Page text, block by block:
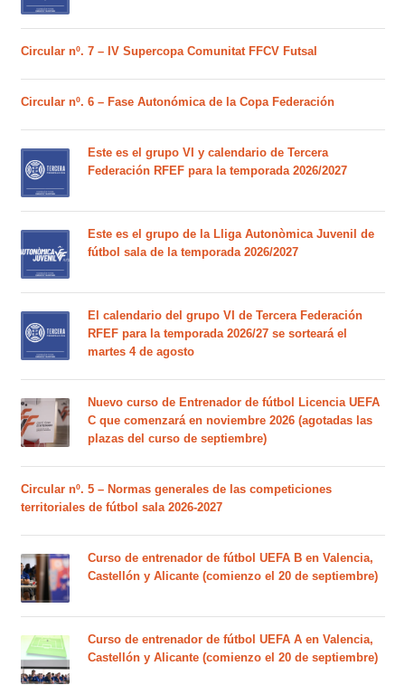
Circular nº. 7 – IV Supercopa Comunitat FFCV Futsal
Circular nº. 6 – Fase Autonómica de la Copa Federación
Este es el grupo VI y calendario de Tercera
Federación RFEF para la temporada 2026/2027
Este es el grupo de la Lliga Autonòmica Juvenil de
fútbol sala de la temporada 2026/2027
El calendario del grupo VI de Tercera Federación
RFEF para la temporada 2026/27 se sorteará el
martes 4 de agosto
Nuevo curso de Entrenador de fútbol Licencia UEFA
C que comenzará en noviembre 2026 (agotadas las
plazas del curso de septiembre)
Circular nº. 5 – Normas generales de las competiciones
territoriales de fútbol sala 2026-2027
Curso de entrenador de fútbol UEFA B en Valencia,
Castellón y Alicante (comienzo el 20 de septiembre)
Curso de entrenador de fútbol UEFA A en Valencia,
Castellón y Alicante (comienzo el 20 de septiembre)